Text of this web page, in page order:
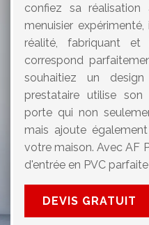
confiez sa
menuisier
réalité, fabriquant
correspond
souhaitiez un
prestataire utilise
porte qui non
mais ajoute
votre maison. Avec AF
d'entrée en PVC
DEVIS GRATUIT